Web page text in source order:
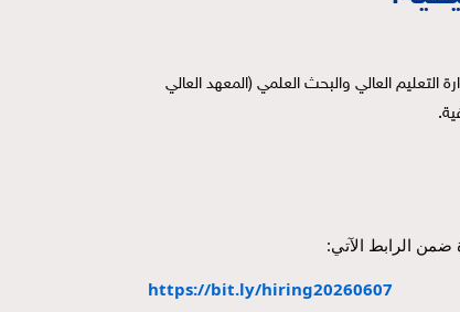
ضمن الرابط الآتي:
https://bit.ly/hiring20260607